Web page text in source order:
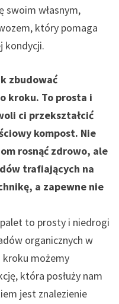
swoim własnym,
który pomaga
kondycji.
zbudować
kroku. To prosta i
ci przekształcić
kompost. Nie
rosnąć zdrowo, ale
trafiających na
a zapewne nie
to prosty i niedrogi
organicznych w
możemy
która posłuży nam
jest znalezienie